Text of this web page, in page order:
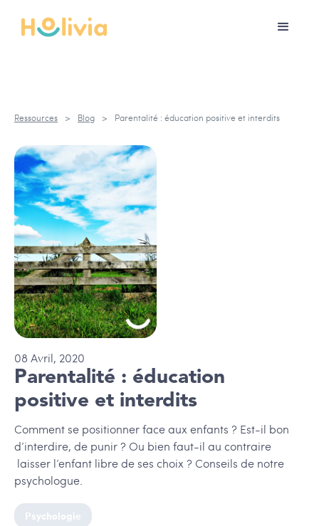
Ressources > Blog > Parentalité : éducation positive et interdits
08 Avril, 2020
Parentalité : éducation
positive et interdits
Comment se positionner face aux enfants ? Est-il bon
d’interdire, de punir ? Ou bien faut-il au contraire
laisser l’enfant libre de ses choix ? Conseils de notre
psychologue.
Psychologie